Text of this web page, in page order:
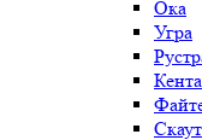
Ока
Угра
Скаут